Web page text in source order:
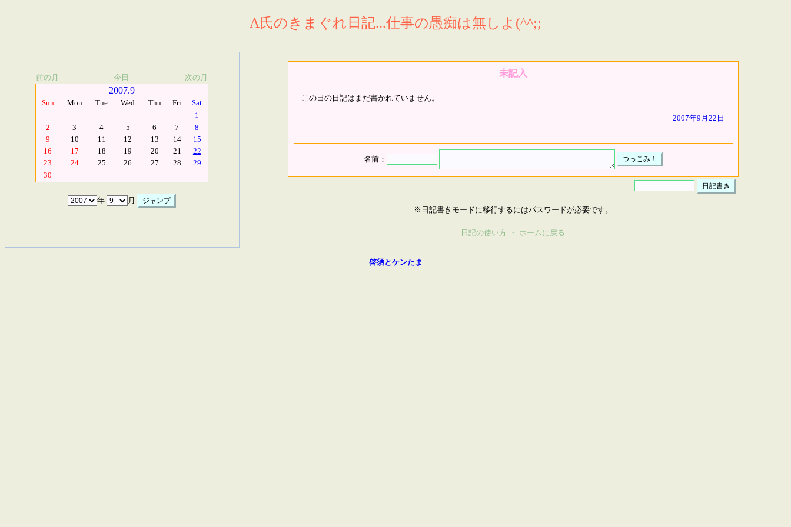
A氏のきまぐれ日記...仕事の愚痴は無しよ(^^;;
前の月 今日 次の月
2007.9
Sun Mon Tue Wed Thu Fri
Sat
1
2
3 4 5 6 7
8
9
10 11 12 13 14
15
16
17 18 19 20 21
22
23
24 25 26 27 28
29
30
年 月
未記入
この日の日記はまだ書かれていません。
2007年9月22日
名前：
※日記書きモードに移行するにはパスワードが必要です。
日記の使い方 ・ ホームに戻る
啓須とケンたま